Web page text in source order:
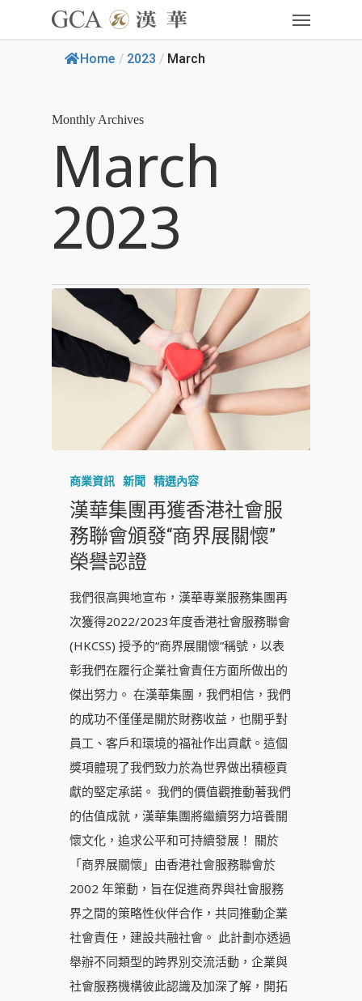
Home / 2023 / March
Monthly Archives
March
2023
商業資訊 新聞 精選內容
漢華集團再獲香港社會服
務聯會頒發“商界展關懷”
榮譽認證
我們很高興地宣布，漢華專業服務集團再
次獲得2022/2023年度香港社會服務聯會
(HKCSS) 授予的“商界展關懷”稱號，以表
彰我們在履行企業社會責任方面所做出的
傑出努力。 在漢華集團，我們相信，我們
的成功不僅僅是關於財務收益，也關乎對
員工、客戶和環境的福祉作出貢獻。這個
獎項體現了我們致力於為世界做出積極貢
獻的堅定承諾。 我們的價值觀推動著我們
的估值成就，漢華集團將繼續努力培養關
懷文化，追求公平和可持續發展！ 關於
「商界展關懷」由香港社會服務聯會於
2002 年策動，旨在促進商界與社會服務
界之間的策略性伙伴合作，共同推動企業
社會責任，建設共融社會。 此計劃亦透過
舉辦不同類型的跨界別交流活動，企業與
社會服務機構彼此認識及加深了解，開拓